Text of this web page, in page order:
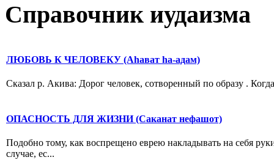
Справочник иудаизма
ЛЮБОВЬ К ЧЕЛОВЕКУ (Аhават hа-адам)
Сказал р. Акива: Дорог человек, сотворенный по образу .
ОПАСНОСТЬ ДЛЯ ЖИЗНИ (Саканат нефашот)
Подобно тому, как воспрещено еврею накладывать на себя
случае, ес...